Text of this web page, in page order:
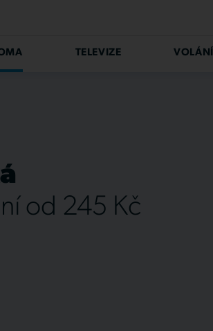
TELEVIZE VOLÁNÍ
od 245 Kč